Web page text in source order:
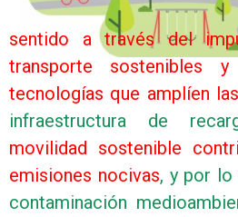
sentido a través del
transporte sostenibles
tecnologías que amplíen
infraestructura de
movilidad sostenible
emisiones nocivas, y por lo
contaminación